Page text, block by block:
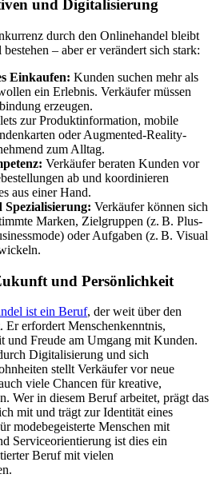
und Digitalisierung
durch den Onlinehandel bleibt
– aber er verändert sich stark:
Einkaufen: Kunden suchen mehr als
ein Erlebnis. Verkäufer müssen
erzeugen.
zur Produktinformation, mobile
oder Augmented-Reality-
zum Alltag.
Verkäufer beraten Kunden vor
ab und koordinieren
aus einer Hand.
Verkäufer können sich
Marken, Zielgruppen (z. B. Plus-
oder Aufgaben (z. B. Visual
und Persönlichkeit
ist ein Beruf, der weit über den
Er erfordert Menschenkenntnis,
und Freude am Umgang mit Kunden.
Digitalisierung und sich
stellt Verkäufer vor neue
viele Chancen für kreative,
Wer in diesem Beruf arbeitet, prägt das
mit und trägt zur Identität eines
modebegeisterte Menschen mit
Serviceorientierung ist dies ein
Beruf mit vielen